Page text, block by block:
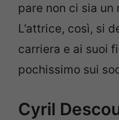
pare non ci sia un
L’attrice, così, si
carriera e ai suoi
pochissimo sui
Cyril